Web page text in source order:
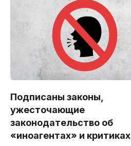
Подписаны законы,
ужесточающие
законодательство об
«иноагентах» и критиках